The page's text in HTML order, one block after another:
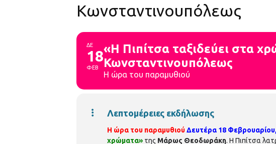
Κωνσταντινουπόλεως
ΔΕ
18
ΦΕΒ
«Η Πιπίτσα ταξιδεύει στα
Κωνσταντινουπόλεως
Η ώρα του παραμυθιού
Λεπτομέρειες εκδήλωσης
Η ώρα του παραμυθιούΔευτέρα 18
χρώματα» της Μάρως Θεοδωράκη. Η Πιπίτσα